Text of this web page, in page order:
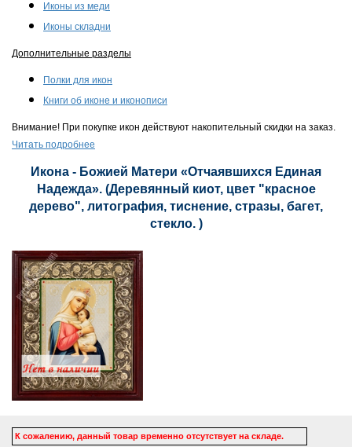
Иконы из меди
Иконы складни
Дополнительные разделы
Полки для икон
Книги об иконе и иконописи
Внимание! При покупке икон действуют накопительный скидки на заказ.
Читать подробнее
Икона - Божией Матери «Отчаявшихся Единая
Надежда». (Деревянный киот, цвет "красное
дерево", литография, тиснение, стразы, багет,
стекло. )
К сожалению, данный товар временно отсутствует на складе.